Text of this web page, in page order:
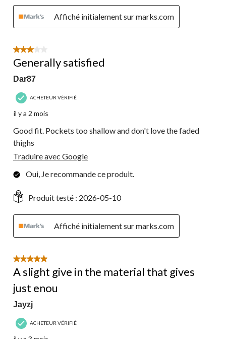
Affiché initialement sur marks.com
3 étoile(s) sur 5.
Generally satisfied
Dar87
ACHETEUR VÉRIFIÉ
il y a 2 mois
Good fit. Pockets too shallow and don't love the faded
thighs
Traduire avec Google
Oui, Je recommande ce produit.
Produit testé : 2026-05-10
Affiché initialement sur marks.com
5 étoile(s) sur 5.
A slight give in the material that gives
just enou
Jayzj
ACHETEUR VÉRIFIÉ